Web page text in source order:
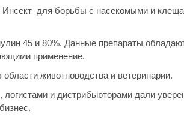
для борьбы с насекомыми и
45 и 80%. Данные препараты
применение.
животноводства и ветеринарии.
и дистрибьюторами дали